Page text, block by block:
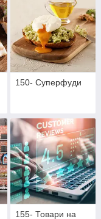
150- Суперфуди
155- Товари на